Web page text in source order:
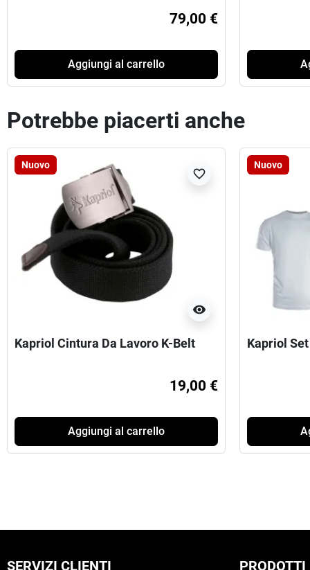
79,00 €
Aggiungi al carrello
Potrebbe piacerti anche
Nuovo
visibility
favorite_border
Kapriol Cintura Da Lavoro K-Belt
19,00 €
Aggiungi al carrello
Nuovo
Kapriol
SERVIZI CLIENTI PRODOTTI